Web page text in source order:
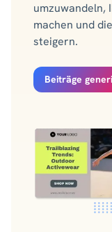
umzuwandeln,
machen und
steigern.
Beiträge